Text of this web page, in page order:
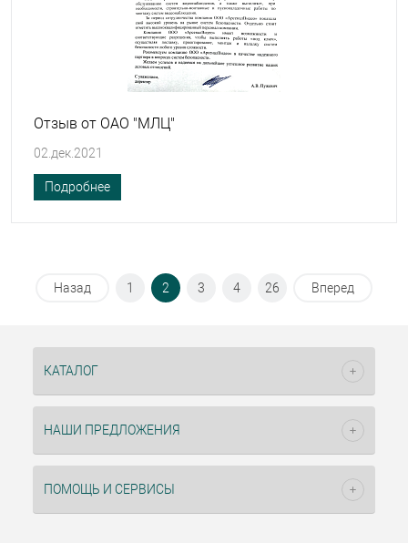
Отзыв от ОАО "МЛЦ"
02.дек.2021
Подробнее
Назад 1 2 3 4 26 Вперед
КАТАЛОГ
НАШИ ПРЕДЛОЖЕНИЯ
ПОМОЩЬ И СЕРВИСЫ